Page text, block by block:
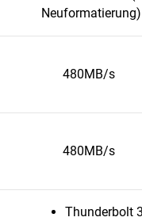
Neuformatierung)
480MB/s
480MB/s
Thunderbolt 3